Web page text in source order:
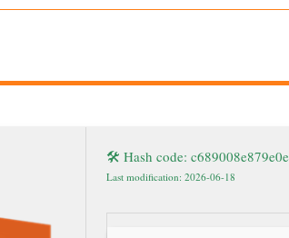
🛠 Hash code:
Last modification: 2026-06-18